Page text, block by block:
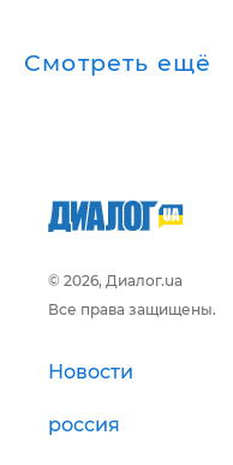
Смотреть ещё
© 2026, Диалог.ua
Все права защищены.
Новости
россия